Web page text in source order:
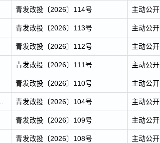
青发改投〔2026〕114号 主动公开
青发改投〔2026〕113号 主动公开
青发改投〔2026〕112号 主动公开
青发改投〔2026〕111号 主动公开
青发改投〔2026〕110号 主动公开
青发改投〔2026〕104号 主动公开
青发改投〔2026〕109号 主动公开
青发改投〔2026〕108号 主动公开